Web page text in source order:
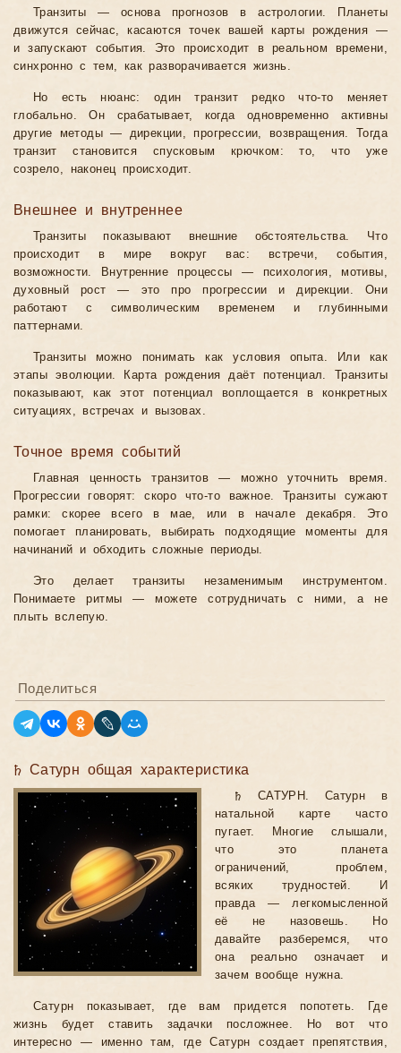
Транзиты — основа прогнозов в астрологии. Планеты
движутся сейчас, касаются точек вашей карты рождения —
и запускают события. Это происходит в реальном времени,
синхронно с тем, как разворачивается жизнь.
Но есть нюанс: один транзит редко что-то меняет
глобально. Он срабатывает, когда одновременно активны
другие методы — дирекции, прогрессии, возвращения. Тогда
транзит становится спусковым крючком: то, что уже
созрело, наконец происходит.
Внешнее и внутреннее
Транзиты показывают внешние обстоятельства. Что
происходит в мире вокруг вас: встречи, события,
возможности. Внутренние процессы — психология, мотивы,
духовный рост — это про прогрессии и дирекции. Они
работают с символическим временем и глубинными
паттернами.
Транзиты можно понимать как условия опыта. Или как
этапы эволюции. Карта рождения даёт потенциал. Транзиты
показывают, как этот потенциал воплощается в конкретных
ситуациях, встречах и вызовах.
Точное время событий
Главная ценность транзитов — можно уточнить время.
Прогрессии говорят: скоро что-то важное. Транзиты сужают
рамки: скорее всего в мае, или в начале декабря. Это
помогает планировать, выбирать подходящие моменты для
начинаний и обходить сложные периоды.
Это делает транзиты незаменимым инструментом.
Понимаете ритмы — можете сотрудничать с ними, а не
плыть вслепую.
Поделиться
♄ Сатурн общая характеристика
♄ САТУРН. Сатурн в
натальной карте часто
пугает. Многие слышали,
что это планета
ограничений, проблем,
всяких трудностей. И
правда — легкомысленной
её не назовешь. Но
давайте разберемся, что
она реально означает и
зачем вообще нужна.
Сатурн показывает, где вам придется попотеть. Где
жизнь будет ставить задачки посложнее. Но вот что
интересно — именно там, где Сатурн создает препятствия,